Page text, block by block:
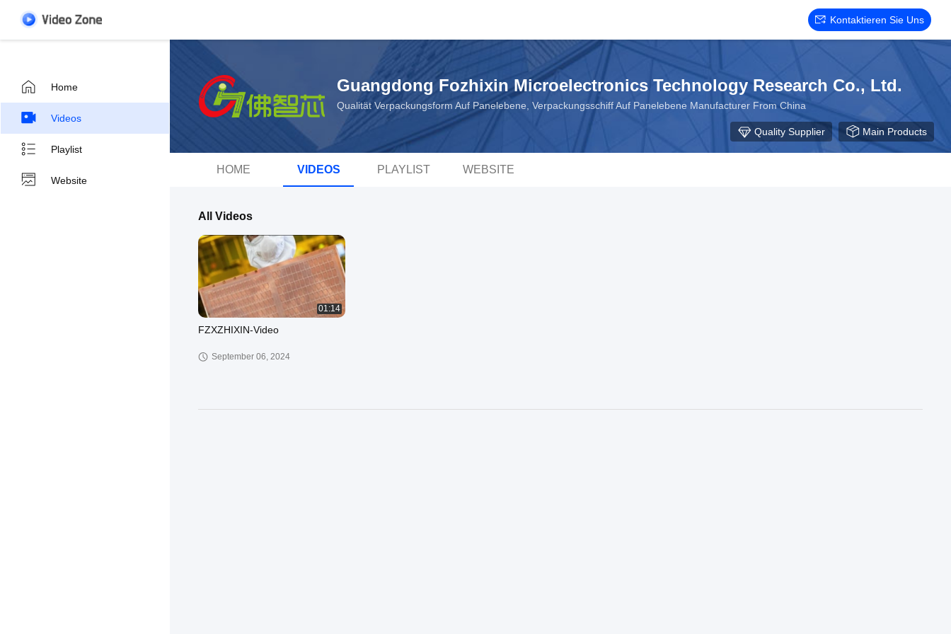
Kontaktieren Sie Uns
Home
Videos
Playlist
Website
Guangdong Fozhixin Microelectronics Technology Research Co., Ltd.
Qualität Verpackungsform Auf Panelebene, Verpackungsschiff Auf Panelebene Manufacturer From China
Quality Supplier Main Products
HOME VIDEOS PLAYLIST WEBSITE
All Videos
01:14
FZXZHIXIN-Video
September 06, 2024